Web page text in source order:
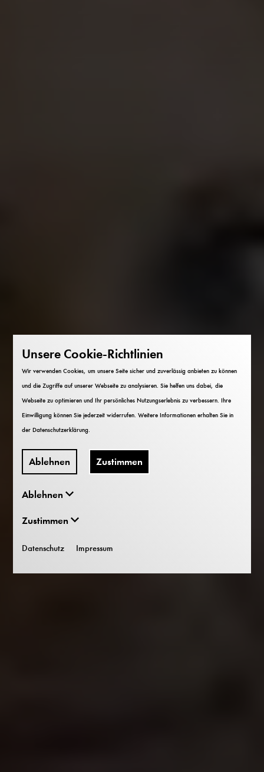
Unsere Cookie-Richtlinien
Wir verwenden Cookies, um unsere Seite sicher und zuverlässig anbieten zu können
und die Zugriffe auf unserer Webseite zu analysieren. Sie helfen uns dabei, die
Webseite zu optimieren und Ihr persönliches Nutzungserlebnis zu verbessern. Ihre
Einwilligung können Sie jederzeit widerrufen. Weitere Informationen erhalten Sie in
derDatenschutzerklärung
Ablehnen Zustimmen
Ablehnen
Zustimmen
Datenschutz Impressum